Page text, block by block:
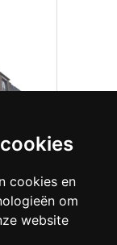
cookies en
om
website